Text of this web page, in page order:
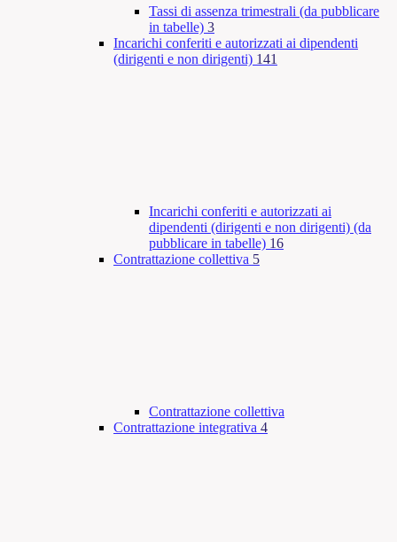
Tassi di assenza trimestrali (da pubblicare
in tabelle) 3
Incarichi conferiti e autorizzati ai dipendenti
(dirigenti e non dirigenti) 141
Incarichi conferiti e autorizzati ai
dipendenti (dirigenti e non dirigenti) (da
pubblicare in tabelle) 16
Contrattazione collettiva 5
Contrattazione collettiva
Contrattazione integrativa 4